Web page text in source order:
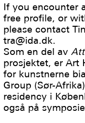
If you encounter
free profile, or
please contact
tra@ida.dk.
Som en del av
prosjektet, er Art
for kunstnerne
Group (Sør-
residency i
også på